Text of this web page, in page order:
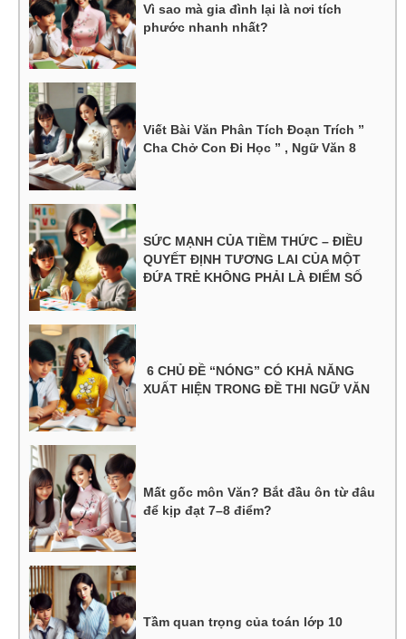
Vì sao mà gia đình lại là nơi tích
phước nhanh nhất?
Viết Bài Văn Phân Tích Đoạn Trích ”
Cha Chở Con Đi Học ” , Ngữ Văn 8
SỨC MẠNH CỦA TIỀM THỨC – ĐIỀU
QUYẾT ĐỊNH TƯƠNG LAI CỦA MỘT
ĐỨA TRẺ KHÔNG PHẢI LÀ ĐIỂM SỐ
6 CHỦ ĐỀ “NÓNG” CÓ KHẢ NĂNG
XUẤT HIỆN TRONG ĐỀ THI NGỮ VĂN
Mất gốc môn Văn? Bắt đầu ôn từ đâu
để kịp đạt 7–8 điểm?
Tầm quan trọng của toán lớp 10